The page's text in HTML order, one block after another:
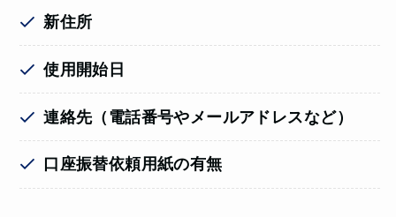
新住所
使用開始日
連絡先（電話番号やメールアドレスなど）
口座振替依頼用紙の有無